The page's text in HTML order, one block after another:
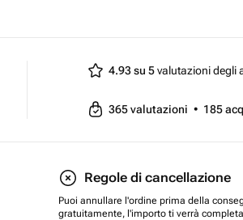
4.93 su 5valutazioni degli
365valutazioni • 185
Regole di cancellazione
Puoi annullare l'ordine prima della
gratuitamente, l'importo ti verrà